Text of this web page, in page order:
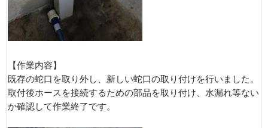
【作業内容】
既存の蛇口を取り外し、新しい蛇口の取り付けを行いました。
取付後ホースを接続するための部品を取り付け、水漏れ等ない
か確認して作業終了です。